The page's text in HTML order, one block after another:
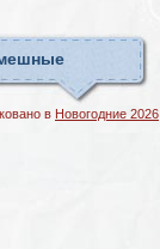
в Новогодние 2026